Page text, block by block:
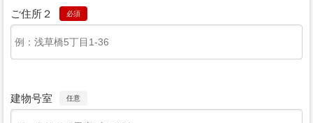
ご住所２ 必須
建物号室 任意